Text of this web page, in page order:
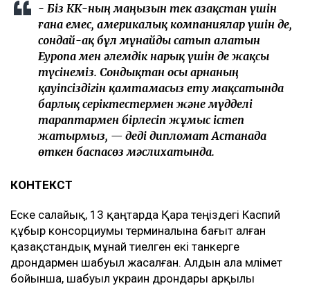
- Біз КҚК-ның маңызын тек Қазақстан үшін
ғана емес, америкалық компаниялар үшін де,
сондай-ақ бұл мұнайды сатып алатын
Еуропа мен әлемдік нарық үшін де жақсы
түсінеміз. Сондықтан осы арнаның
қауіпсіздігін қамтамасыз ету мақсатында
барлық серіктестермен және мүдделі
тараптармен бірлесіп жұмыс істеп
жатырмыз, — деді дипломат Астанада
өткен баспасөз мәслихатында.
КОНТЕКСТ
Еске салайық, 13 қаңтарда Қара теңіздегі Каспий
құбыр консорциумы терминалына бағыт алған
қазақстандық мұнай тиелген екі танкерге
дрондармен шабуыл жасалған. Алдын ала мәлімет
бойынша, шабуыл украин дрондары арқылы